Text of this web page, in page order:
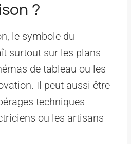
?
le symbole du
surtout sur les plans
de tableau ou les
Il peut aussi être
techniques
ou les artisans